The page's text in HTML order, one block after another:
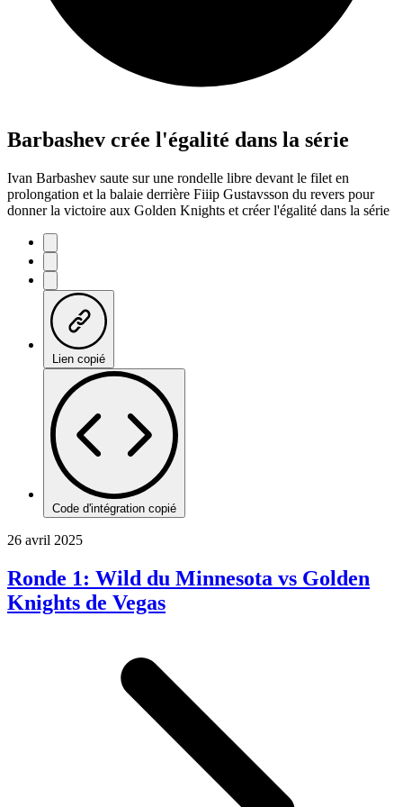
Barbashev crée l'égalité dans la série
Ivan Barbashev saute sur une rondelle libre devant le filet en
prolongation et la balaie derrière Fiiip Gustavsson du revers pour
donner la victoire aux Golden Knights et créer l'égalité dans la série
Lien copié
Code d'intégration copié
26 avril 2025
Ronde 1: Wild du Minnesota vs Golden
Knights de Vegas